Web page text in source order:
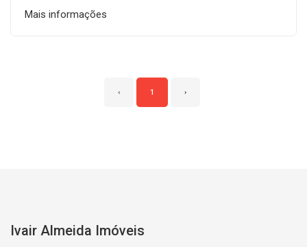
Mais informações
‹ 1 ›
Ivair Almeida Imóveis